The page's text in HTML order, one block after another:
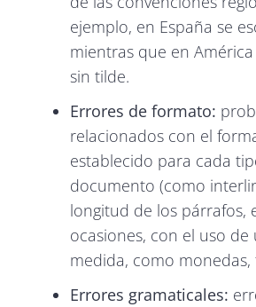
ejemplo, en España se
mientras que en
sin tilde.
Errores de formato:
relacionados con el
establecido para cada
documento (como
longitud de los párrafos,
ocasiones, con el uso de
medida, como monedas,
Errores gramaticales: